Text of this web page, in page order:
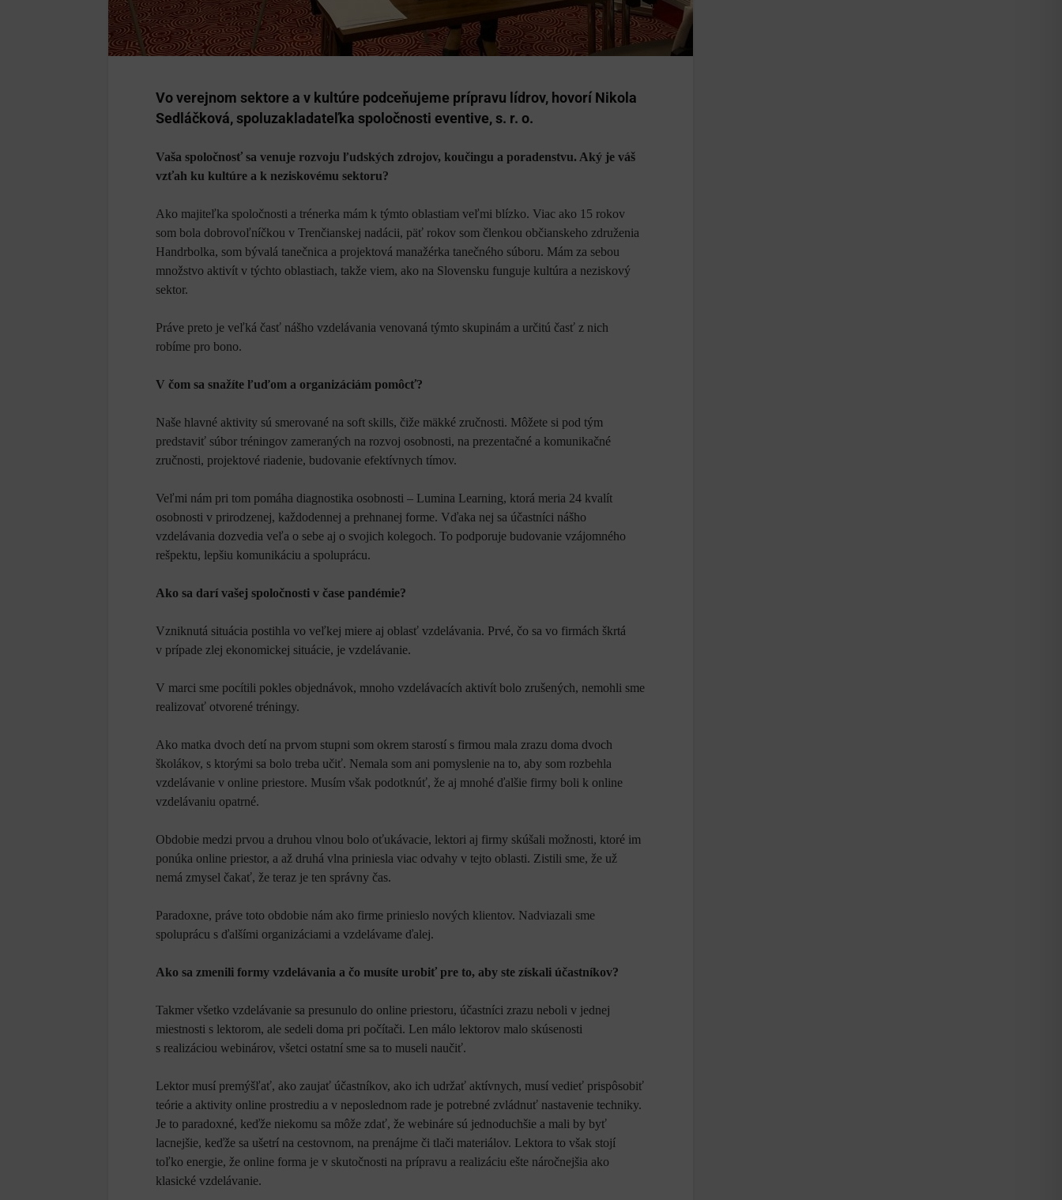
Vo verejnom sektore a v kultúre podceňujeme prípravu lídrov, hovorí Nikola
Sedláčková, spoluzakladateľka spoločnosti eventive, s. r. o.
Vaša spoločnosť sa venuje rozvoju ľudských zdrojov, koučingu a poradenstvu. Aký je váš
vzťah ku kultúre a k neziskovému sektoru?
Ako majiteľka spoločnosti a trénerka mám k týmto oblastiam veľmi blízko. Viac ako 15 rokov
som bola dobrovoľníčkou v Trenčianskej nadácii, päť rokov som členkou občianskeho združenia
Handrbolka, som bývalá tanečnica a projektová manažérka tanečného súboru. Mám za sebou
množstvo aktivít v týchto oblastiach, takže viem, ako na Slovensku funguje kultúra a neziskový
sektor.
Práve preto je veľká časť nášho vzdelávania venovaná týmto skupinám a určitú časť z nich
robíme pro bono.
V čom sa snažíte ľuďom a organizáciám pomôcť?
Naše hlavné aktivity sú smerované na soft skills, čiže mäkké zručnosti. Môžete si pod tým
predstaviť súbor tréningov zameraných na rozvoj osobnosti, na prezentačné a komunikačné
zručnosti, projektové riadenie, budovanie efektívnych tímov.
Veľmi nám pri tom pomáha diagnostika osobnosti – Lumina Learning, ktorá meria 24 kvalít
osobnosti v prirodzenej, každodennej a prehnanej forme. Vďaka nej sa účastníci nášho
vzdelávania dozvedia veľa o sebe aj o svojich kolegoch. To podporuje budovanie vzájomného
rešpektu, lepšiu komunikáciu a spoluprácu.
Ako sa darí vašej spoločnosti v čase pandémie?
Vzniknutá situácia postihla vo veľkej miere aj oblasť vzdelávania. Prvé, čo sa vo firmách škrtá
v prípade zlej ekonomickej situácie, je vzdelávanie.
V marci sme pocítili pokles objednávok, mnoho vzdelávacích aktivít bolo zrušených, nemohli sme
realizovať otvorené tréningy.
Ako matka dvoch detí na prvom stupni som okrem starostí s firmou mala zrazu doma dvoch
školákov, s ktorými sa bolo treba učiť. Nemala som ani pomyslenie na to, aby som rozbehla
vzdelávanie v online priestore. Musím však podotknúť, že aj mnohé ďalšie firmy boli k online
vzdelávaniu opatrné.
Obdobie medzi prvou a druhou vlnou bolo oťukávacie, lektori aj firmy skúšali možnosti, ktoré im
ponúka online priestor, a až druhá vlna priniesla viac odvahy v tejto oblasti. Zistili sme, že už
nemá zmysel čakať, že teraz je ten správny čas.
Paradoxne, práve toto obdobie nám ako firme prinieslo nových klientov. Nadviazali sme
spoluprácu s ďalšími organizáciami a vzdelávame ďalej.
Ako sa zmenili formy vzdelávania a čo musíte urobiť pre to, aby ste získali účastníkov?
Takmer všetko vzdelávanie sa presunulo do online priestoru, účastníci zrazu neboli v jednej
miestnosti s lektorom, ale sedeli doma pri počítači. Len málo lektorov malo skúsenosti
s realizáciou webinárov, všetci ostatní sme sa to museli naučiť.
Lektor musí premýšľať, ako zaujať účastníkov, ako ich udržať aktívnych, musí vedieť prispôsobiť
teórie a aktivity online prostrediu a v neposlednom rade je potrebné zvládnuť nastavenie techniky.
Je to paradoxné, keďže niekomu sa môže zdať, že webináre sú jednoduchšie a mali by byť
lacnejšie, keďže sa ušetrí na cestovnom, na prenájme či tlači materiálov. Lektora to však stojí
toľko energie, že online forma je v skutočnosti na prípravu a realizáciu ešte náročnejšia ako
klasické vzdelávanie.